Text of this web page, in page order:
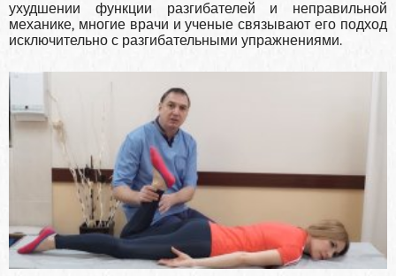
ухудшении функции раз­гибателей и неправильной
механике, многие вра­чи и ученые связывают его подход
исключитель­но с разгибательными упражнениями.